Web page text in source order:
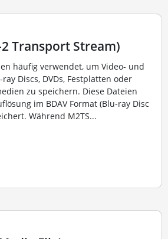
2 Transport Stream)
häufig verwendet, um Video- und
Discs, DVDs, Festplatten oder
zu speichern. Diese Dateien
im BDAV Format (Blu-ray Disc
Während M2TS...